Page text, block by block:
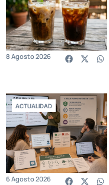
8 Agosto 2026
ACTUALIDAD
6 Agosto 2026